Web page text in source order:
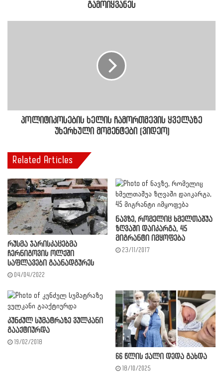
გამოიყვანეს
პოლიტიკოსების ხელის ჩამორთმევის ყველაზე
უხერხული მომენტები (ვიდეო)
Related Articles
რუსმა ჯარისკაცებმა
ჩერნიგოვის ოლქში
საფლავები გაანადგურეს
04/04/2022
ნავზე, რომელიც ხმელთაშუა
ზღვაში დაიკარგა, 45
მიგრანტი იმყოფება
23/11/2017
კუნძულ სუმატრაზე ვულკანი
გააქტიურდა
19/02/2018
66 წლის ქალი დედა გახდა
18/10/2025